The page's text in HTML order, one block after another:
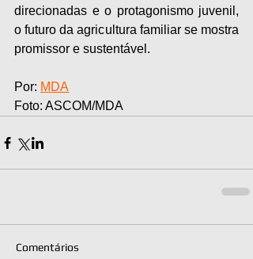
direcionadas e o protagonismo juvenil,
o futuro da agricultura familiar se mostra
promissor e sustentável.
Por: MDA
Foto: ASCOM/MDA
Comentários